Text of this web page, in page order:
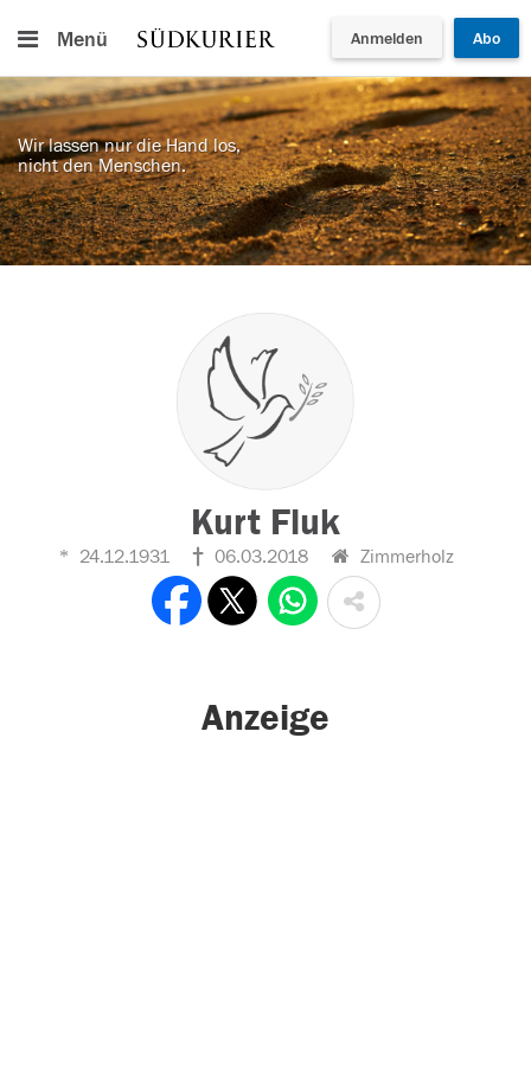
Menü Anmelden Abo
Wir lassen nur die Hand los,
nicht den Menschen.
Kurt Fluk
24.12.1931 06.03.2018 Zimmerholz
Anzeige